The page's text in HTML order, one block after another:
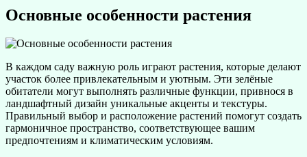
Основные особенности растения
В каждом саду важную роль играют растения, которые делают
участок более привлекательным и уютным. Эти зелёные
обитатели могут выполнять различные функции, привнося в
ландшафтный дизайн уникальные акценты и текстуры.
Правильный выбор и расположение растений помогут создать
гармоничное пространство, соответствующее вашим
предпочтениям и климатическим условиям.